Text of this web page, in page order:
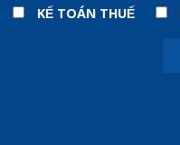
KẾ TOÁN THUẾ